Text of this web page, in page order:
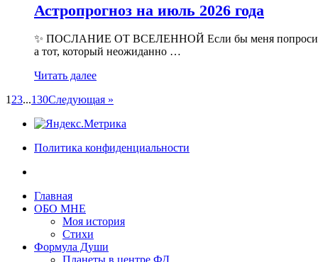
Астропрогноз на июль 2026 года
✨ ПОСЛАНИЕ ОТ ВСЕЛЕННОЙ Если бы меня попросили
а тот, который неожиданно …
Читать далее
1 23...130Следующая »
Политика конфиденциальности
Главная
ОБО МНЕ
Моя история
Стихи
Формула Души